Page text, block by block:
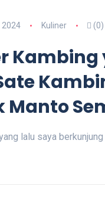
2024 Kuliner (0)
Kambing
Manto
lalu saya